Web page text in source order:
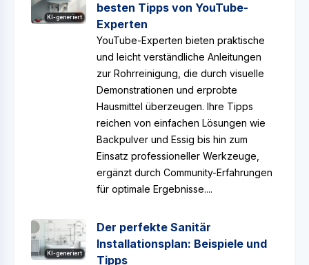
KI-generiert
besten Tipps von YouTube-
Experten
YouTube-Experten bieten praktische
und leicht verständliche Anleitungen
zur Rohrreinigung, die durch visuelle
Demonstrationen und erprobte
Hausmittel überzeugen. Ihre Tipps
reichen von einfachen Lösungen wie
Backpulver und Essig bis hin zum
Einsatz professioneller Werkzeuge,
ergänzt durch Community-Erfahrungen
für optimale Ergebnisse....
KI-generiert
Der perfekte Sanitär
Installationsplan: Beispiele und
Tipps